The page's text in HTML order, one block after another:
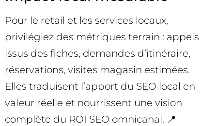
Pour le retail et les services locaux,
privilégiez des métriques terrain : appels
issus des fiches, demandes d’itinéraire,
réservations, visites magasin estimées.
Elles traduisent l’apport du SEO local en
valeur réelle et nourrissent une vision
complète du ROI SEO omnicanal. 📍